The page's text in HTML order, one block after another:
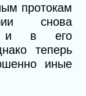
протокам
снова
и в его
теперь
иные